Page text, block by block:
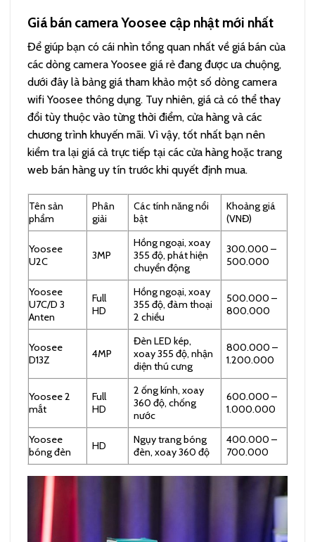
Giá bán camera Yoosee cập nhật mới nhất
Để giúp bạn có cái nhìn tổng quan nhất về giá bán của
các dòng camera Yoosee giá rẻ đang được ưa chuộng,
dưới đây là bảng giá tham khảo một số dòng camera
wifi Yoosee thông dụng. Tuy nhiên, giá cả có thể thay
đổi tùy thuộc vào từng thời điểm, cửa hàng và các
chương trình khuyến mãi. Vì vậy, tốt nhất bạn nên
kiểm tra lại giá cả trực tiếp tại các cửa hàng hoặc trang
web bán hàng uy tín trước khi quyết định mua.
Tên sản
phẩm
Phân
giải
Các tính năng nổi
bật
Khoảng giá
(VNĐ)
Yoosee
U2C
3MP
Hồng ngoại, xoay
355 độ, phát hiện
chuyển động
300.000 –
500.000
Yoosee
U7C/D 3
Anten
Full
HD
Hồng ngoại, xoay
355 độ, đàm thoại
2 chiều
500.000 –
800.000
Yoosee
D13Z
4MP
Đèn LED kép,
xoay 355 độ, nhận
diện thú cưng
800.000 –
1.200.000
Yoosee 2
mắt
Full
HD
2 ống kính, xoay
360 độ, chống
nước
600.000 –
1.000.000
Yoosee
bóng đèn
HD
Ngụy trang bóng
đèn, xoay 360 độ
400.000 –
700.000